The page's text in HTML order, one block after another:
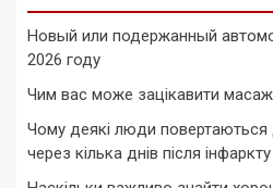
Новый или подержанный
2026 году
Чим вас може зацікавити
Чому деякі люди
через кілька днів після інфаркту